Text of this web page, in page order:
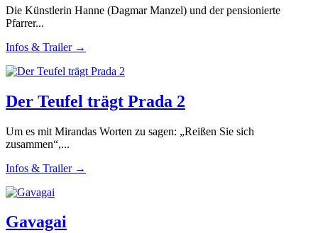
Die Künstlerin Hanne (Dagmar Manzel) und der pensionierte
Pfarrer...
Infos & Trailer →
Der Teufel trägt Prada 2
Um es mit Mirandas Worten zu sagen: „Reißen Sie sich
zusammen“,...
Infos & Trailer →
Gavagai